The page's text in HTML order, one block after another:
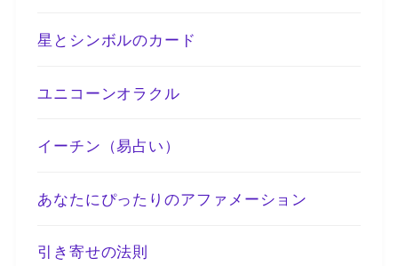
星とシンボルのカード
ユニコーンオラクル
イーチン（易占い）
あなたにぴったりのアファメーション
引き寄せの法則